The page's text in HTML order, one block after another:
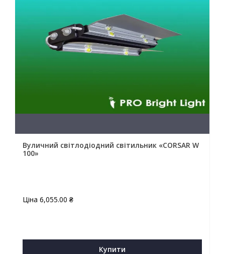
Вуличний світлодіодний світильник «CORSAR W
100»
Ціна 6,055.00 ₴
Купити